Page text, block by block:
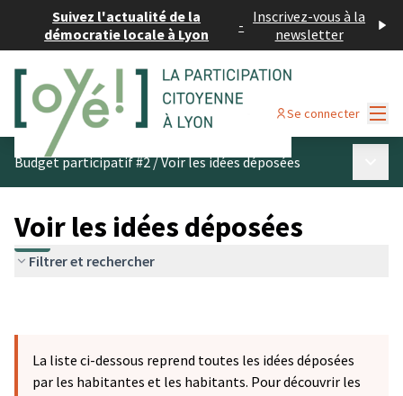
Suivez l'actualité de la
démocratie locale à Lyon
- Inscrivez-vous à la
newsletter
Se connecter
Budget participatif #2/Voir les idées déposées
Voir les idées déposées
Filtrer et rechercher
La liste ci-dessous reprend toutes les idées déposées
par les habitantes et les habitants. Pour découvrir les